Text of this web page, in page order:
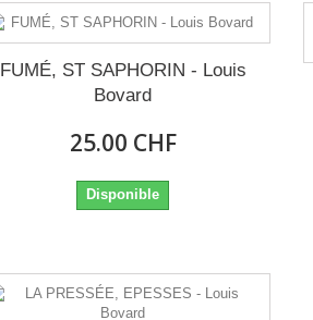
FUMÉ, ST SAPHORIN - Louis
Bovard
25.00 CHF
Disponible